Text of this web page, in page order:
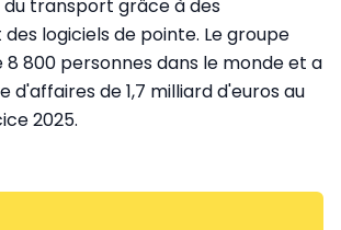
transport grâce à des
logiciels de pointe. Le groupe
8 800 personnes dans le monde et a
d'affaires de 1,7 milliard d'euros au
2025.